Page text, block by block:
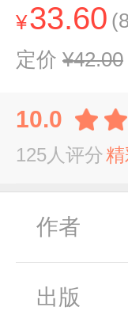
¥33.60
定价 ¥42.00
10.0
125人评分
作者
出版